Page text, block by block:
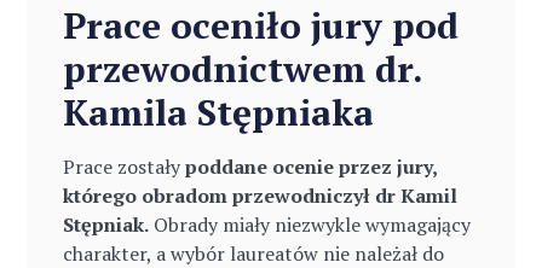
Prace oceniło jury pod
przewodnictwem dr.
Kamila Stępniaka
Prace zostałypoddane ocenie przez jury,
którego obradom przewodniczył dr Kamil
Stępniak. Obrady miały niezwykle wymagający
charakter, a wybór laureatów nie należał do